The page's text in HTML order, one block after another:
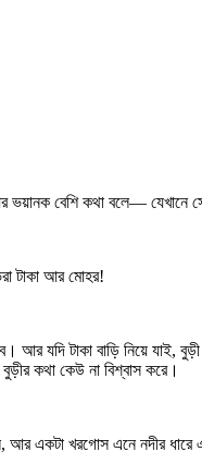
বেশি কথা বলে— যেখানে
টাকা আর মোহর!
আর যদি টাকা বাড়ি নিয়ে যাই,
কথা কেউ না বিশ্বাস করে।
আর একটা খরগোস এনে নদীর